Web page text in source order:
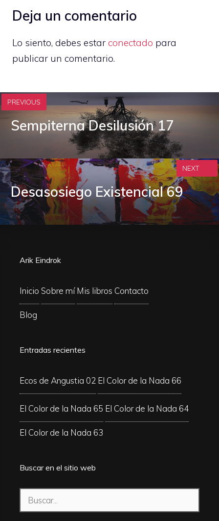
Deja un comentario
Lo siento, debes estar conectado para
publicar un comentario.
PREVIOUS
Sempiterna Desilusión 17
Desasosiego Existencial 69
NEXT
Arik Eindrok
Inicio Sobre mí Mis libros Contacto
Blog
Entradas recientes
Ecos de Angustia 02 El Color de la Nada 66
El Color de la Nada 65 El Color de la Nada 64
El Color de la Nada 63
Buscar en el sitio web
Buscar: